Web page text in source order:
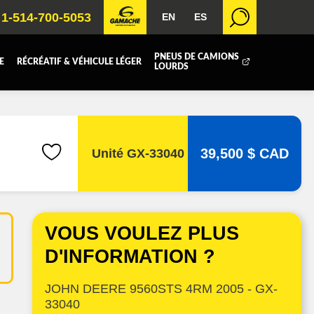
1-514-700-5053 EN ES
(DEF/DPF)
RÉCRÉATIF & VÉHICULE LÉGER
PNEUS DE CAMIONS
LOURDS
Unité GX-33040 39,500 $ CAD
VOUS VOULEZ PLUS
D'INFORMATION ?
JOHN DEERE 9560STS 4RM 2005 - GX-
33040